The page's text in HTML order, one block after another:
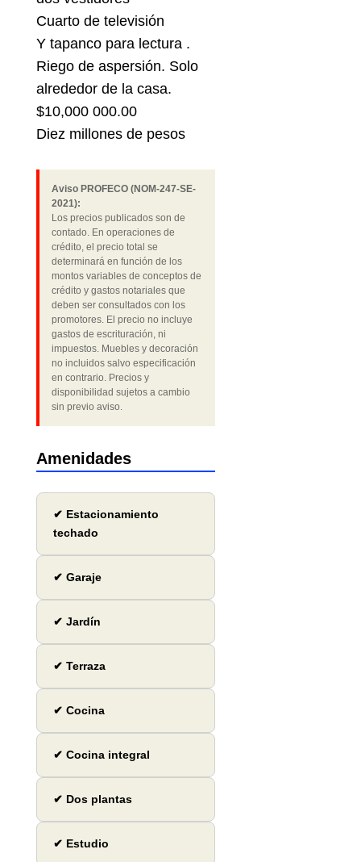
Cuarto de televisión
Y tapanco para lectura .
Riego de aspersión. Solo
alrededor de la casa.
$10,000 000.00
Diez millones de pesos
Aviso PROFECO (NOM-247-SE-
2021):
Los precios publicados son de
contado. En operaciones de
crédito, el precio total se
determinará en función de los
montos variables de conceptos de
crédito y gastos notariales que
deben ser consultados con los
promotores. El precio no incluye
gastos de escrituración, ni
impuestos. Muebles y decoración
no incluidos salvo especificación
en contrario. Precios y
disponibilidad sujetos a cambio
sin previo aviso.
Amenidades
✔ Estacionamiento
techado
✔ Garaje
✔ Jardín
✔ Terraza
✔ Cocina
✔ Cocina integral
✔ Dos plantas
✔ Estudio